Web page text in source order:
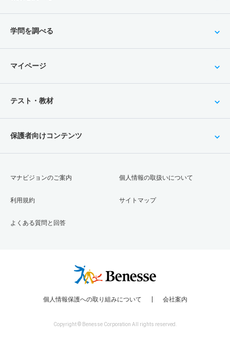
学問を調べる
マイページ
テスト・教材
保護者向けコンテンツ
マナビジョンのご案内
利用規約
よくある質問と回答
個人情報の取扱いについて
サイトマップ
個人情報保護への取り組みについて 会社案内
Copyright © Benesse Corporation All rights reserved.